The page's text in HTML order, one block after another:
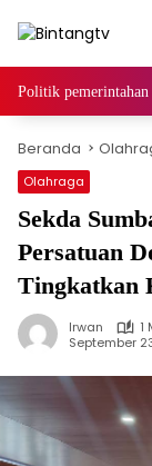
Politik pemerintahan
Beranda
Olahraga
Sekda
Persatuan
Tingkatkan
Irwan
1
September